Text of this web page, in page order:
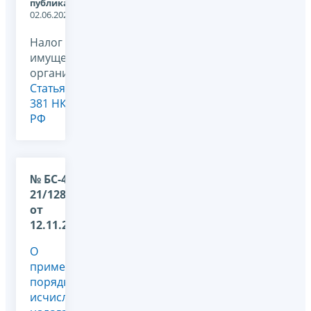
публикации:
02.06.2026
Налог на
имущество
организаций,
Статья
381 НК
РФ
№ БС-4-
21/12899@
от
12.11.2024
О
применении
порядка
исчисления